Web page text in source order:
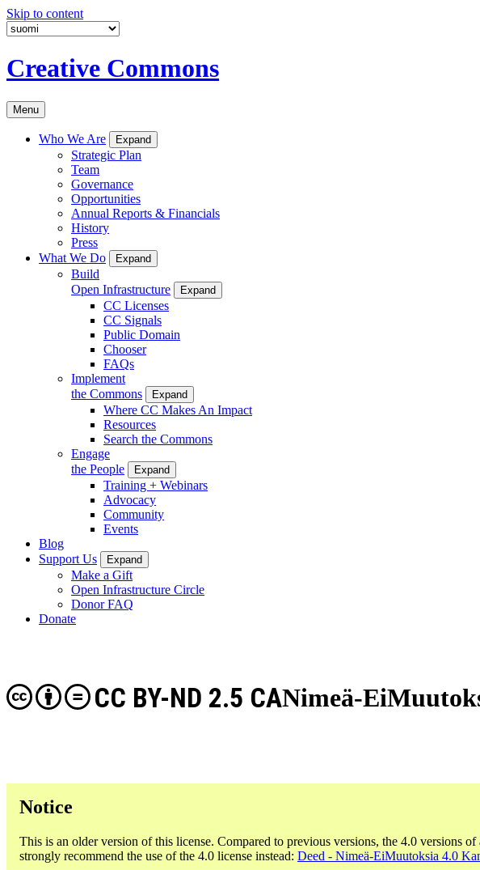
Skip to content
Creative Commons
Menu
Who We Are Expand
Strategic Plan
Team
Governance
Opportunities
Annual Reports & Financials
History
Press
What We Do
Expand
Build
Open Infrastructure
Expand
CC Licenses
CC Signals
Public Domain
Chooser
FAQs
Implement
the Commons
Expand
Where CC Makes An Impact
Resources
Search the Commons
Engage
the People
Expand
Training + Webinars
Advocacy
Community
Events
Blog
Support Us
Expand
Make a Gift
Open Infrastructure Circle
Donor FAQ
Donate
Nimeä-
CC BY-ND 2.5 CA
Notice
This is an older version of this license. Compared to previous versions, the 4.0 versions of
strongly recommend the use of the 4.0 license instead: Deed - Nimeä-EiMuutoksia 4.0